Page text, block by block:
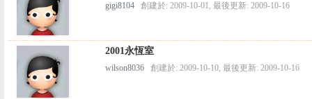
gigi8104 創建於: 2009-10-01, 最後更新: 2009-10-16
2001永恆室
wilson8036 創建於: 2009-10-10, 最後更新: 2009-10-16